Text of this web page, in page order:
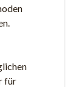
für